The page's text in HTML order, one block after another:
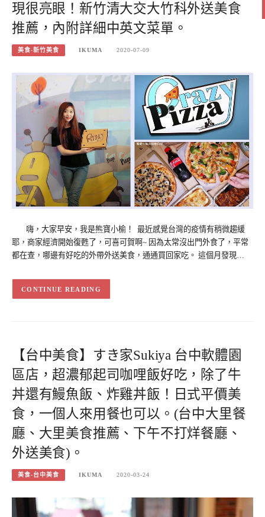
現很亮眼！新竹清大交大竹科外送美食
推薦，內附詳細中英文菜單。
美食-新竹美食 IKUMA 2020-07-09
嗨，大家早安，我是熊寶小榆！ 最近感覺台灣的疫情有稍微趨緩
耶，商家經濟開始復甦了，可喜可賀啊~ 因為太常沒出門外食了，平常
都在查，哪邊有好吃的外帶外送美食，通通買回家吃。 這個月發現…
CONTINUE READING
【台中美食】すき家Sukiya 台中軟體園
區店，超濃郁起司咖哩飯好吃，除了牛
丼還有鰻魚飯、炸雞丼飯！日式平價美
食，一個人來用餐也可以。(台中大里餐
廳、大里美食推薦、下午不打烊餐廳、
外送美食)。
美食-台中美食 IKUMA 2020-03-24